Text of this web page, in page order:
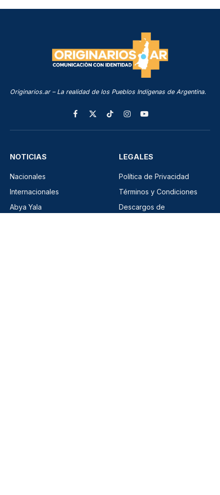
Originarios.ar – La realidad de los Pueblos Indígenas de Argentina.
Facebook
X
(Twitter)
TikTokInstagramYouTube
NOTICIAS
Nacionales
Internacionales
Abya Yala
LEGALES
Política de Privacidad
Términos y Condiciones
Descargos de